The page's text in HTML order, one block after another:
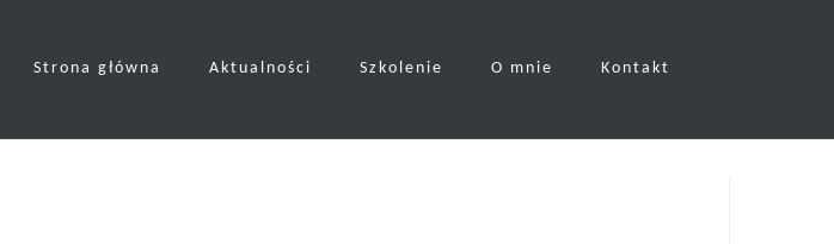
Strona główna Aktualności Szkolenie O mnie Kontakt